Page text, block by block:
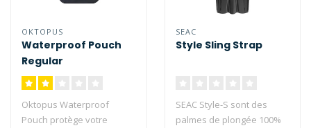
OKTOPUS
Waterproof Pouch
Regular
Oktopus Waterproof
Pouch protège votre
SEAC
Style Sling Strap
SEAC Style-S sont des
palmes de plongée 100%